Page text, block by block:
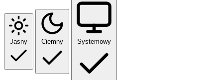
Jasny Ciemny Systemowy